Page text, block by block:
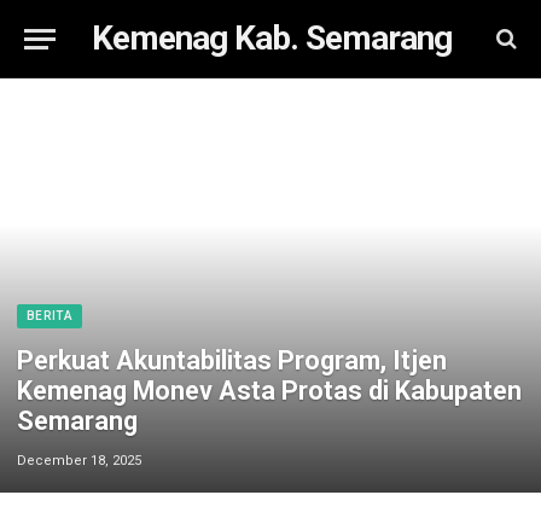
Kemenag Kab. Semarang
BERITA
Perkuat Akuntabilitas Program, Itjen
Kemenag Monev Asta Protas di Kabupaten
Semarang
December 18, 2025